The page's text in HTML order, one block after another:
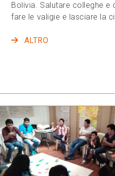
Bolivia. Salutare colleghe e
fare le valigie e lasciare la
ALTRO